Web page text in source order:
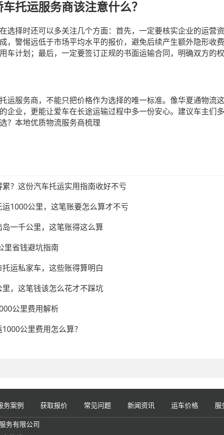
托运服务商该注意什么？
选择时还可以多关注几个方面：首先，一定要核实企业的运营
，警惕远低于市场平均水平的报价，避免后续产生额外隐形收
车计划；最后，一定要签订正规的书面运输合同，明确双方的
运服务商，不能只把价格作为选择的唯一标准。像华夏通物流
企业，更能让爱车在长途运输过程中多一份安心。建议车主们
？本地优质物流服务商梳理
？这份汽车托运实用指南收好不亏
1000公里，这笔账要怎么算才不亏
一千公里，这笔账得这么算
里省钱避坑指南
运私家车，这些账得算明白
，这笔钱该怎么花才不踩坑
公里费用解析
公里费用怎么算？
务案例 获取报价 常见问题 新闻资讯 运车价格 服
务有限公司